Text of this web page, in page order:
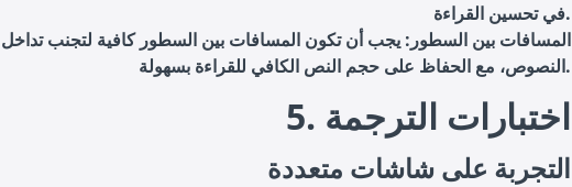
في تحسين القراءة.
المسافات بين السطور : يجب أن تكون المسافات بين السطور كافية لتجنب تداخل
النصوص، مع الحفاظ على حجم النص الكافي للقراءة بسهولة.
5. اختبارات الترجمة
التجربة على شاشات متعددة